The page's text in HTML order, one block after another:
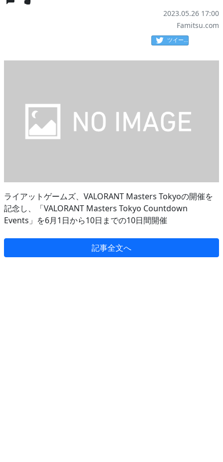
2023.05.26 17:00
Famitsu.com
ツイート
ライアットゲームズ、VALORANT Masters Tokyoの開催を
記念し、「VALORANT Masters Tokyo Countdown
Events」を6月1日から10日までの10日間開催
記事全文へ